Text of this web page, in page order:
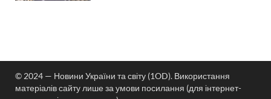
© 2024 — Новини України та світу (1OD). Використання
матеріалів сайту лише за умови посилання (для інтернет-